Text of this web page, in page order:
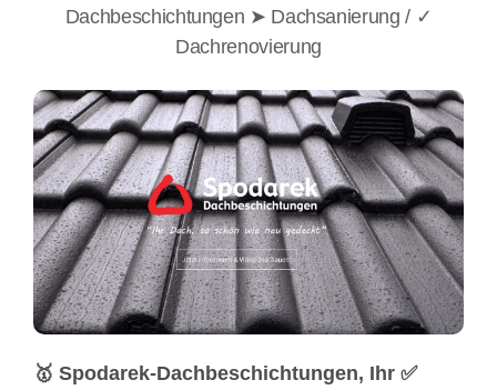
Dachbeschichtungen ➤ Dachsanierung / ✓
Dachrenovierung
🥇 Spodarek-Dachbeschichtungen, Ihr ✅